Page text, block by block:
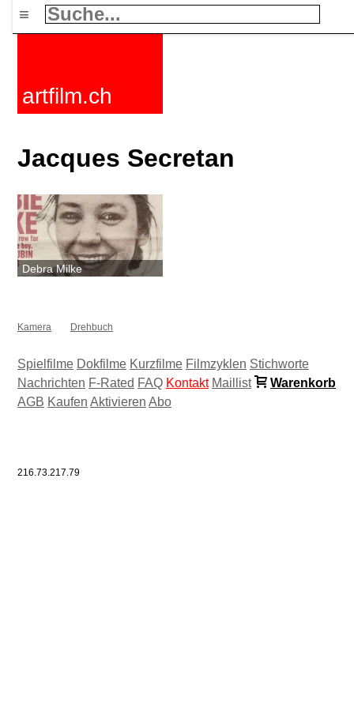
≡
artfilm.ch
Jacques Secretan
Debra Milke
Kamera Drehbuch
Spielfilme Dokfilme Kurzfilme Filmzyklen Stichworte
Nachrichten F-Rated FAQ Kontakt Maillist
Warenkorb
AGB Kaufen Aktivieren Abo
216.73.217.79